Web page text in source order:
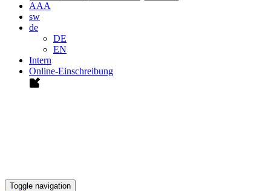
AAA
sw
de
DE
EN
Intern
Online-Einschreibung
Toggle navigation